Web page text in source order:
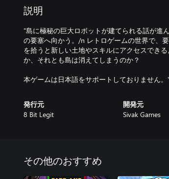
説明
"島に極秘の巨大ロボットが建てられる話が進
の要塞へ向かう。/n レトロゲームの世界で、
を拾うと新しい土地やスキルにアクセスでき
か、それとも島は消えてしまうのか？
本ゲームは日本語をサポートしておりません。
発行元
8 Bit Legit
開発元
Sivak Games
その他のおすすめ